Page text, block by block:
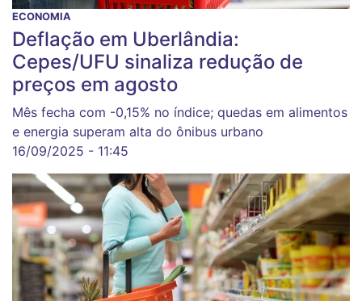
ECONOMIA
Deflação em Uberlândia:
Cepes/UFU sinaliza redução de
preços em agosto
Mês fecha com -0,15% no índice; quedas em alimentos
e energia superam alta do ônibus urbano
16/09/2025 - 11:45